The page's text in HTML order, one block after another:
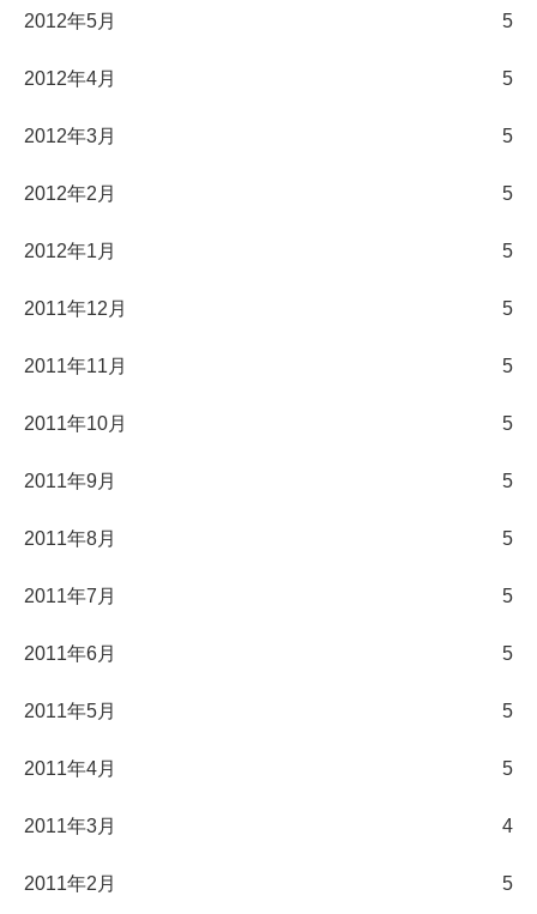
2012年5月 5
2012年4月 5
2012年3月 5
2012年2月 5
2012年1月 5
2011年12月 5
2011年11月 5
2011年10月 5
2011年9月 5
2011年8月 5
2011年7月 5
2011年6月 5
2011年5月 5
2011年4月 5
2011年3月 4
2011年2月 5